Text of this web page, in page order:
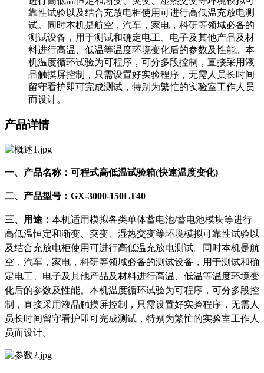
靠性试验以及结合充放电柜使用可进行高低温充放电测
试。同时本机是航空，汽车，家电，科研等领域必备的
测试设备，用于测试和确定电工、电子及其他产品及材
料进行高温、低温等温度环境变化后的参数及性能。本
机温度循环试验为可程序，可分多段控制，直接采用液
品触摸屏控制，只需设置好实验程序，无需人员长时间
留守看护即可完成测试，特别为繁忙的实验室工作人员
而设计。
产品详情
一、 产品名称： 可程式高低温试验箱(快速温度变化)
二、 产品型号： GX-3000-150LT40
三、 用途 ： 本机适用模拟各类单体蓄电池/蓄电池模块等进行
高低温恒定和渐变、突变、湿热交变等环境模拟可靠性试验以
及结合充放电柜使用可进行高低温充放电测试。同时本机是航
空，汽车，家电，科研等领域必备的测试设备，用于测试和确
定电工、电子及其他产品及材料进行高温、低温等温度环境变
化后的参数及性能。本机温度循环试验为可程序，可分多段控
制，直接采用液品触摸屏控制，只需设置好实验程序，无需人
员长时间留守看护即可完成测试，特别为繁忙的实验室工作人
员而设计。